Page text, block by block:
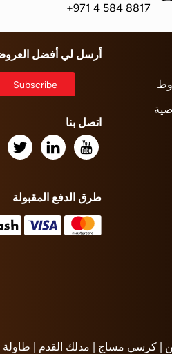
+971 4 584 8817
أرسل لي أفضل
اتصل بنا
طرق الدفع المقبولة
| كرسي مساج | مدلك القدم | طاولة